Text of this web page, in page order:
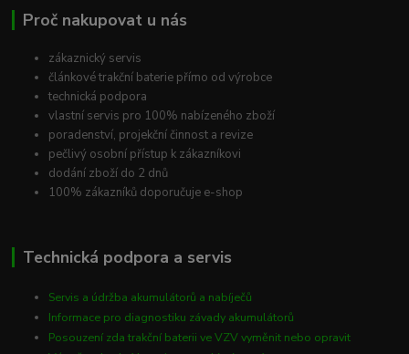
Proč nakupovat u nás
zákaznický servis
článkové trakční baterie přímo od výrobce
technická podpora
vlastní servis pro 100% nabízeného zboží
poradenství, projekční činnost a revize
pečlivý osobní přístup k zákazníkovi
dodání zboží do 2 dnů
100% zákazníků doporučuje e-shop
Technická podpora a servis
Servis a údržba akumulátorů a nabíječů
Informace pro diagnostiku závady akumulátorů
Posouzení zda trakční baterii ve VZV vyměnit nebo opravit